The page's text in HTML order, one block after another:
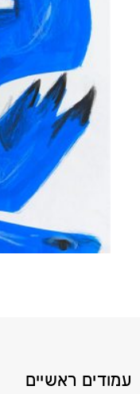
עמודים ראשיים